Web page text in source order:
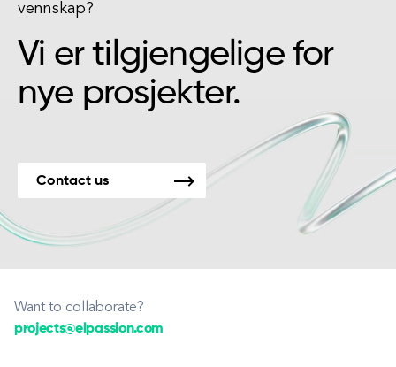
vennskap?
Vi er tilgjengelige for
nye prosjekter.
Contact us
Want to collaborate?
projects@elpassion.com